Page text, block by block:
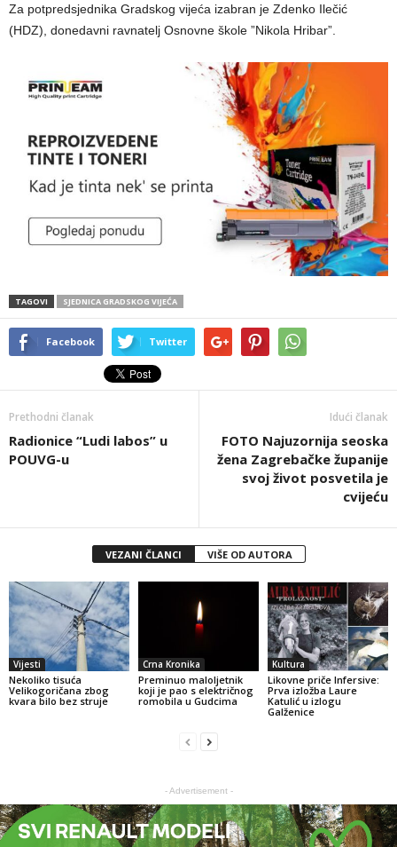
Za potpredsjednika Gradskog vijeća izabran je Zdenko Ilečić
(HDZ), donedavni ravnatelj Osnovne škole ”Nikola Hribar”.
TAGOVI SJEDNICA GRADSKOG VIJEĆA
Facebook Twitter
Prethodni članak
Radionice “Ludi labos” u
POUVG-u
Idući članak
FOTO Najuzornija seoska
žena Zagrebačke županije
svoj život posvetila je
cvijeću
VEZANI ČLANCI VIŠE OD AUTORA
Vijesti
Nekoliko tisuća
Velikogoričana zbog
kvara bilo bez struje
Crna Kronika
Preminuo maloljetnik
koji je pao s električnog
romobila u Gudcima
Kultura
Likovne priče Infersive:
Prva izložba Laure
Katulić u izlogu
Galženice
- Advertisement -